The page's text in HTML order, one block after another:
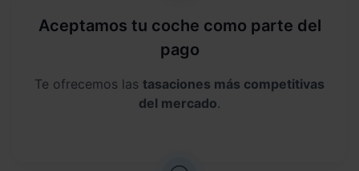
Aceptamos tu coche como parte del
pago
Te ofrecemos las tasaciones más competitivas
del mercado.